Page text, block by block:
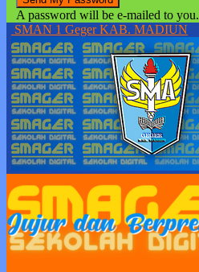
A password will be e-mailed to you.
SMAN 1 Geger KAB. MADIUN